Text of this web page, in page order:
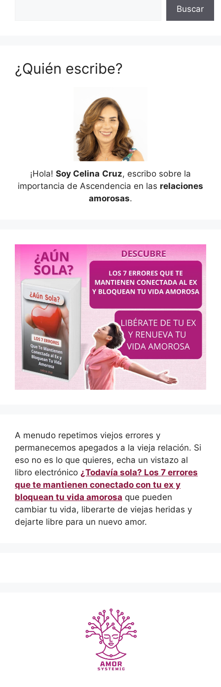
Buscar
¿Quién escribe?
¡Hola! Soy Celina Cruz, escribo sobre la
importancia de Ascendencia en las relaciones
amorosas.
A menudo repetimos viejos errores y
permanecemos apegados a la vieja relación. Si
eso no es lo que quieres, echa un vistazo al
libro electrónico ¿Todavía sola? Los 7 errores
que te mantienen conectado con tu ex y
bloquean tu vida amorosa que pueden
cambiar tu vida, liberarte de viejas heridas y
dejarte libre para un nuevo amor.